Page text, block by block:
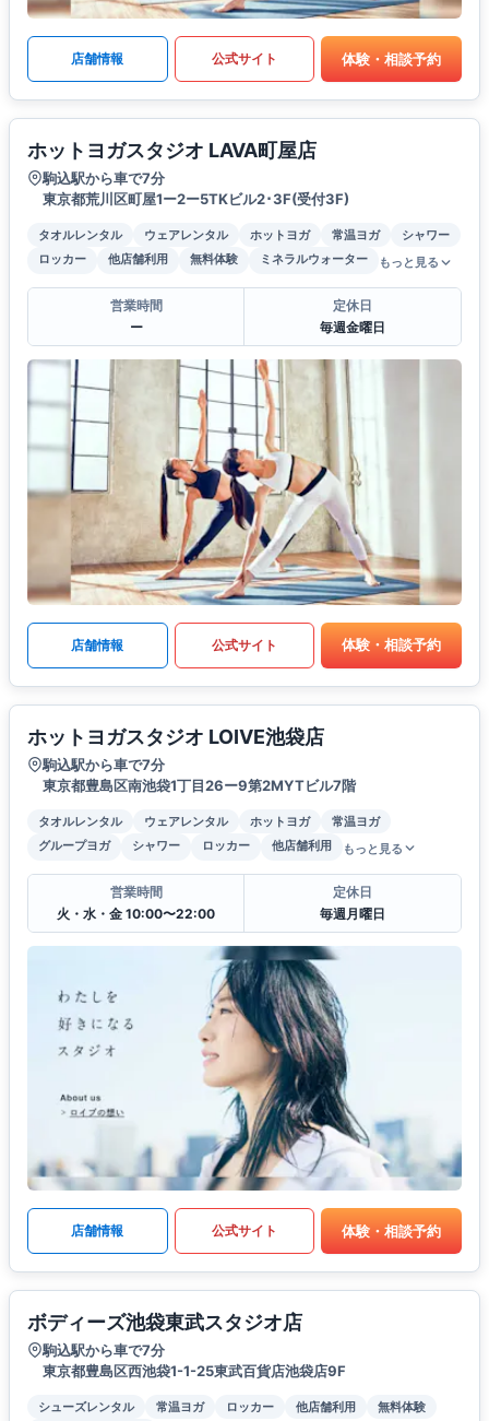
店舗情報 公式サイト 体験・相談予約
ホットヨガスタジオ LAVA町屋店
駒込駅から車で7分
東京都荒川区町屋1ー2ー5TKビル2･3F(受付3F)
タオルレンタル ウェアレンタル ホットヨガ 常温ヨガ
シャワー
ロッカー
他店舗利用 無料体験 ミネラルウォーター もっと見る
営業時間
ー
定休日
毎週金曜日
店舗情報 公式サイト 体験・相談予約
ホットヨガスタジオ LOIVE池袋店
駒込駅から車で7分
東京都豊島区南池袋1丁目26ー9第2MYTビル7階
タオルレンタル ウェアレンタル ホットヨガ
常温ヨガ
グループヨガ
シャワー ロッカー 他店舗利用 もっと見る
営業時間
火・水・金 10:00〜22:00
定休日
毎週月曜日
店舗情報 公式サイト 体験・相談予約
ボディーズ池袋東武スタジオ店
駒込駅から車で7分
東京都豊島区西池袋1-1-25東武百貨店池袋店9F
シューズレンタル 常温ヨガ ロッカー 他店舗利用 無料体験